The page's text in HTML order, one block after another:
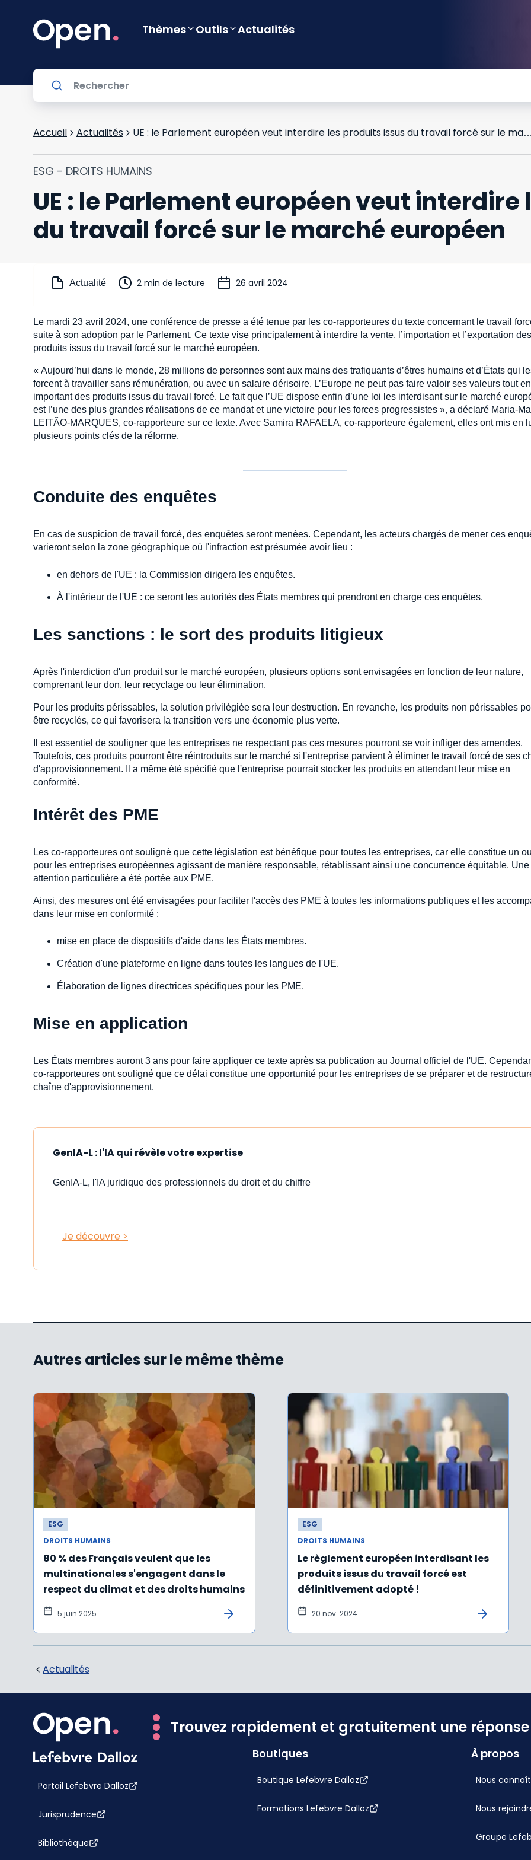
Thèmes Outils Actualités
Accueil Actualités UE : le Parlement européen veut interdire les produits issus du travail forcé sur le marché européen
ESG - DROITS HUMAINS
UE : le Parlement européen veut
du travail forcé sur le marché européen
Actualité 2 min de lecture 26 avril 2024
Le mardi 23 avril 2024, une conférence de presse a été tenue par les co-rapporteures du texte concernant le travail
suite à son adoption par le Parlement. Ce texte vise principalement à interdire la vente, l’importation et l’exportation des
produits issus du travail forcé sur le marché européen.
« Aujourd’hui dans le monde, 28 millions de personnes sont aux mains des trafiquants d’êtres humains et d’États qui
forcent à travailler sans rémunération, ou avec un salaire dérisoire. L’Europe ne peut pas faire valoir ses valeurs tout en
important des produits issus du travail forcé. Le fait que l’UE dispose enfin d’une loi les interdisant sur le marché
est l’une des plus grandes réalisations de ce mandat et une victoire pour les forces progressistes », a déclaré Maria-
LEITÃO-MARQUES, co-rapporteure sur ce texte. Avec Samira RAFAELA, co-rapporteure également, elles ont mis en
plusieurs points clés de la réforme.
Conduite des enquêtes
En cas de suspicion de travail forcé, des enquêtes seront menées. Cependant, les acteurs chargés de mener ces
varieront selon la zone géographique où l'infraction est présumée avoir lieu :
en dehors de l'UE : la Commission dirigera les enquêtes.
À l'intérieur de l'UE : ce seront les autorités des États membres qui prendront en charge ces enquêtes.
Les sanctions : le sort des produits litigieux
Après l'interdiction d'un produit sur le marché européen, plusieurs options sont envisagées en fonction de leur nature,
comprenant leur don, leur recyclage ou leur élimination.
Pour les produits périssables, la solution privilégiée sera leur destruction. En revanche, les produits non périssables
être recyclés, ce qui favorisera la transition vers une économie plus verte.
Il est essentiel de souligner que les entreprises ne respectant pas ces mesures pourront se voir infliger des amendes.
Toutefois, ces produits pourront être réintroduits sur le marché si l'entreprise parvient à éliminer le travail forcé de ses
d'approvisionnement. Il a même été spécifié que l'entreprise pourrait stocker les produits en attendant leur mise en
conformité.
Intérêt des PME
Les co-rapporteures ont souligné que cette législation est bénéfique pour toutes les entreprises, car elle constitue un
pour les entreprises européennes agissant de manière responsable, rétablissant ainsi une concurrence équitable. Une
attention particulière a été portée aux PME.
Ainsi, des mesures ont été envisagées pour faciliter l'accès des PME à toutes les informations publiques et les
dans leur mise en conformité :
mise en place de dispositifs d'aide dans les États membres.
Création d'une plateforme en ligne dans toutes les langues de l'UE.
Élaboration de lignes directrices spécifiques pour les PME.
Mise en application
Les États membres auront 3 ans pour faire appliquer ce texte après sa publication au Journal officiel de l'UE.
co-rapporteures ont souligné que ce délai constitue une opportunité pour les entreprises de se préparer et de
chaîne d'approvisionnement.
GenIA-L : l'IA qui révèle votre expertise
GenIA-L, l'IA juridique des professionnels du droit et du chiffre
Je découvre >
Autres articles sur le même thème
ESG
DROITS HUMAINS
80 % des Français veulent que les
multinationales s'engagent dans le
respect du climat et des droits humains
5 juin 2025
ESG
DROITS HUMAINS
Le règlement européen interdisant les
produits issus du travail forcé est
définitivement adopté !
20 nov. 2024
Actualités
Trouvez rapidement et gratuitement une
Portail Lefebvre Dalloz
Jurisprudence
Bibliothèque
Boutiques
Boutique Lefebvre Dalloz
Formations Lefebvre Dalloz
À propos
Nous
Nous
Groupe